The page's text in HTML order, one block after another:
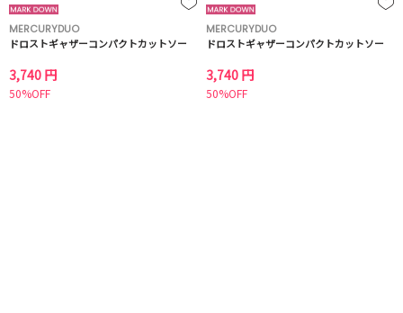
MERCURYDUO
ドロストギャザーコンパクトカットソー
3,740 円
50%OFF
MERCURYDUO
ドロストギャザーコンパクトカットソー
3,740 円
50%OFF